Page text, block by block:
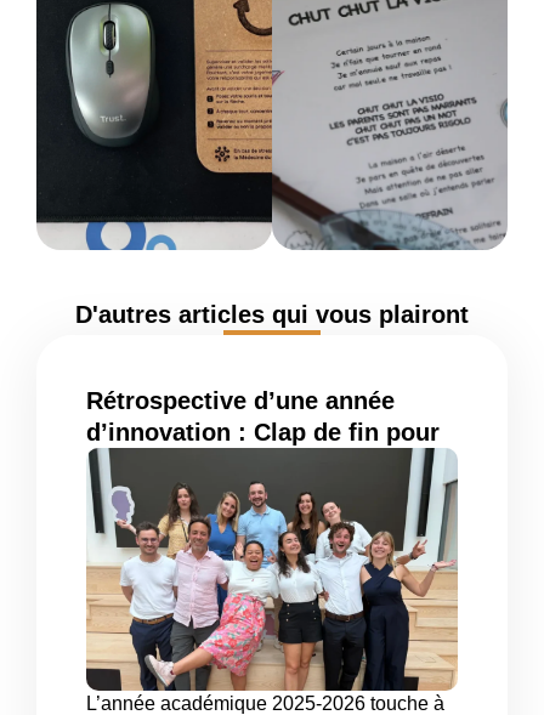
D'autres articles qui vous plairont
Rétrospective d’une année
d’innovation : Clap de fin pour
la promotion 2025-2026 du
Mastère ME310 !
L’année académique 2025-2026 touche à